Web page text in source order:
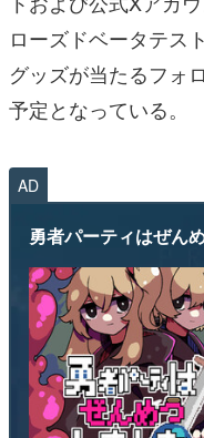
ローズドベータテス
グッズが当たるフォ
予定となっている。
AD
勇者パーティはぜん